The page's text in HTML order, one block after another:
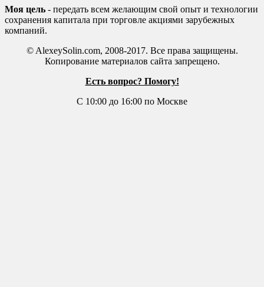
Моя цель - передать всем желающим свой опыт и технологии
сохранения капитала при торговле акциями зарубежных
компаний.
© AlexeySolin.com, 2008-2017. Все права защищены.
Копирование материалов сайта запрещено.
Есть вопрос? Помогу!
С 10:00 до 16:00 по Москве